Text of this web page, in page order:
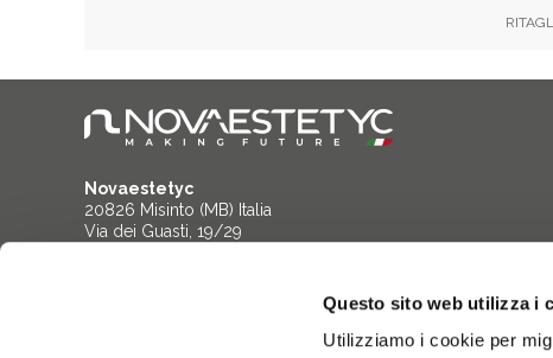
Questo sito web utilizza i
Utilizziamo i cookie per
Novaestetyc
20826 Misinto (MB) Italia
Via dei Guasti, 19/29
info@novaestetyc.it